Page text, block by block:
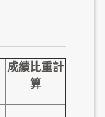
成績比重計
算